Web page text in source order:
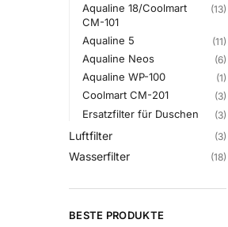
Aqualine 18/Coolmart
CM-101
(13)
Aqualine 5 (11)
Aqualine Neos (6)
Aqualine WP-100 (1)
Coolmart CM-201 (3)
Ersatzfilter für Duschen (3)
Luftfilter (3)
Wasserfilter (18)
BESTE PRODUKTE